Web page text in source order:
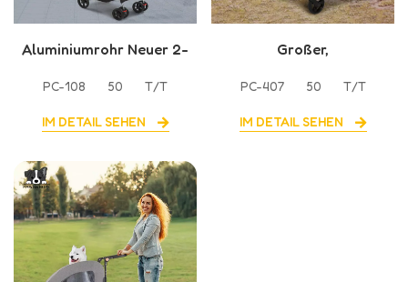
Aluminiumrohr Neuer 2-
Haustierkinderwagen
mit großer Kapazität
PC-108 50 T/T
IM DETAIL SEHEN
Großer,
Transportwagen für
Hunde und Katzen mit 4
Rädern
PC-407 50 T/T
IM DETAIL SEHEN